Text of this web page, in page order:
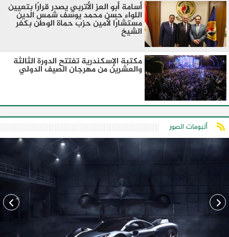
أسامة أبو العز الأتربي يصدر قرارًا بتعيين
اللواء حسن محمد يوسف شمس الدين
مستشارًا لأمين حزب حماة الوطن بكفر
الشيخ
مكتبة الإسكندرية تفتتح الدورة الثالثة
والعشرين من مهرجان الصيف الدولي
ألبومات الصور